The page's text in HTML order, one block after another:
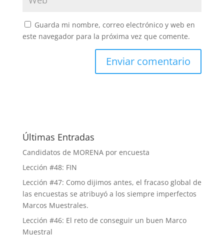
Guarda mi nombre, correo electrónico y web en
este navegador para la próxima vez que comente.
Últimas Entradas
Candidatos de MORENA por encuesta
Lección #48: FIN
Lección #47: Como dijimos antes, el fracaso global de
las encuestas se atribuyó a los siempre imperfectos
Marcos Muestrales.
Lección #46: El reto de conseguir un buen Marco
Muestral